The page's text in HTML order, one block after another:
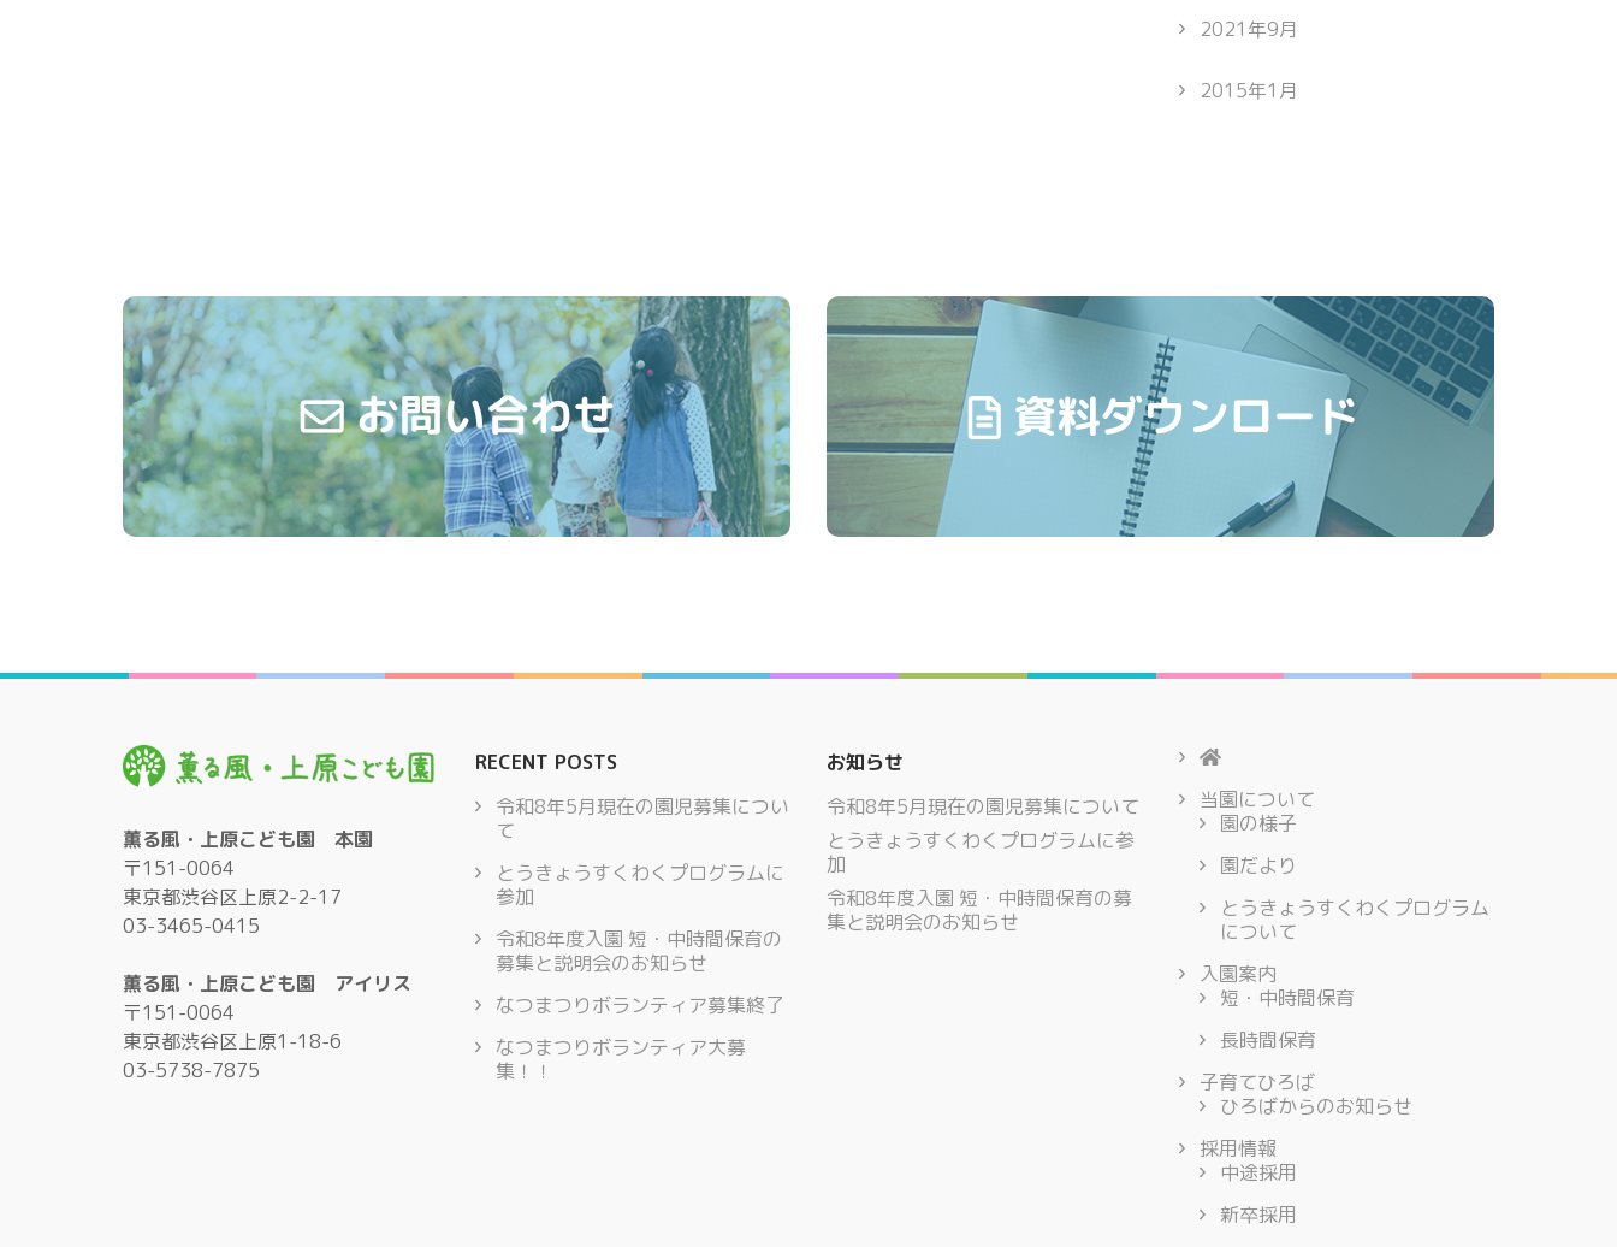
2021年9月
2015年1月
薫る風・上原こども園 本園
〒151-0064
東京都渋谷区上原2-2-17
03-3465-0415
薫る風・上原こども園 アイリス
〒151-0064
東京都渋谷区上原1-18-6
03-5738-7875
RECENT POSTS
令和8年5月現在の園児募集につい
て
とうきょうすくわくプログラムに
参加
令和8年度入園 短・中時間保育の
募集と説明会のお知らせ
なつまつりボランティア募集終了
なつまつりボランティア大募
集！！
お知らせ
令和8年5月現在の園児募集について
とうきょうすくわくプログラムに参
加
令和8年度入園 短・中時間保育の募
集と説明会のお知らせ
当園について
園の様子
園だより
とうきょうすくわくプログラム
について
入園案内
短・中時間保育
長時間保育
子育てひろば
ひろばからのお知らせ
採用情報
中途採用
新卒採用